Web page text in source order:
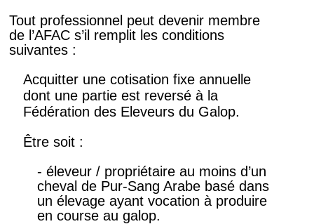
Tout professionnel peut devenir membre
de l’AFAC s’il remplit les conditions
suivantes :
Acquitter une cotisation fixe annuelle
dont une partie est reversé à la
Fédération des Eleveurs du Galop.
Être soit :
- éleveur / propriétaire au moins d’un
cheval de Pur-Sang Arabe basé dans
un élevage ayant vocation à produire
en course au galop.